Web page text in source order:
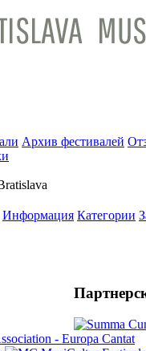
Архив фестивалей
Информация Категории